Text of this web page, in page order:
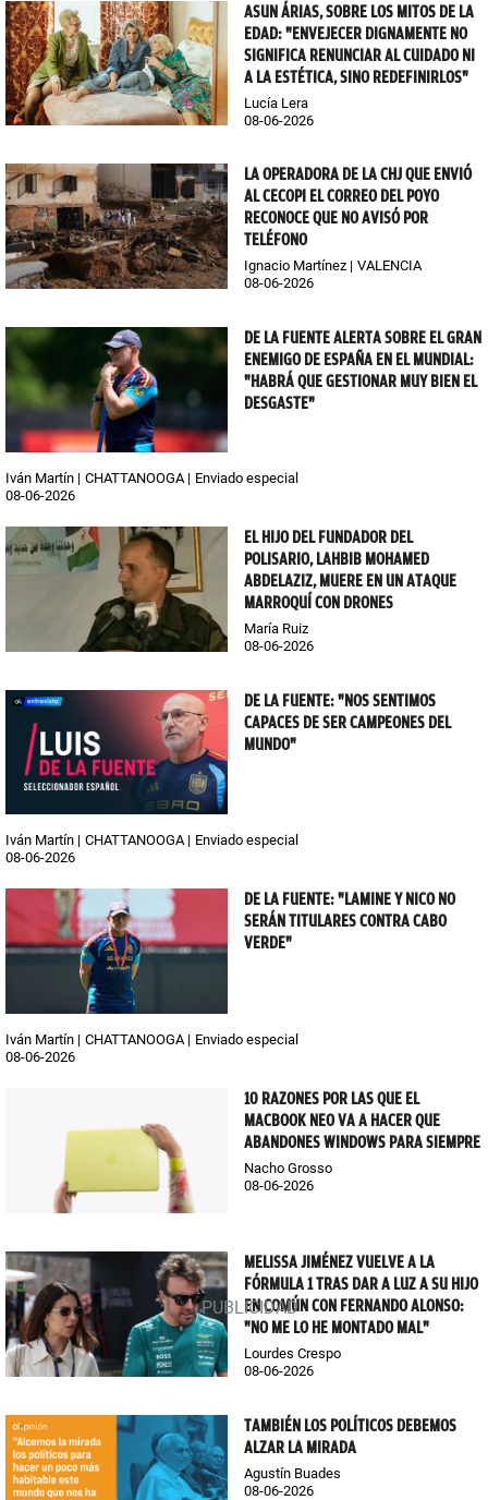
ASUN ÁRIAS, SOBRE LOS MITOS DE LA
EDAD: "ENVEJECER DIGNAMENTE NO
SIGNIFICA RENUNCIAR AL CUIDADO NI
A LA ESTÉTICA, SINO REDEFINIRLOS"
Lucía Lera
08-06-2026
LA OPERADORA DE LA CHJ QUE ENVIÓ
AL CECOPI EL CORREO DEL POYO
RECONOCE QUE NO AVISÓ POR
TELÉFONO
Ignacio Martínez
VALENCIA
08-06-2026
DE LA FUENTE ALERTA SOBRE EL GRAN
ENEMIGO DE ESPAÑA EN EL MUNDIAL:
"HABRÁ QUE GESTIONAR MUY BIEN EL
DESGASTE"
Iván Martín CHATTANOOGA
Enviado especial
08-06-2026
EL HIJO DEL FUNDADOR DEL
POLISARIO, LAHBIB MOHAMED
ABDELAZIZ, MUERE EN UN ATAQUE
MARROQUÍ CON DRONES
María Ruiz
08-06-2026
DE LA FUENTE: "NOS SENTIMOS
CAPACES DE SER CAMPEONES DEL
MUNDO"
Iván Martín CHATTANOOGA
Enviado especial
08-06-2026
DE LA FUENTE: "LAMINE Y NICO NO
SERÁN TITULARES CONTRA CABO
VERDE"
Iván Martín CHATTANOOGA
Enviado especial
08-06-2026
10 RAZONES POR LAS QUE EL
MACBOOK NEO VA A HACER QUE
ABANDONES WINDOWS PARA SIEMPRE
Nacho Grosso
08-06-2026
MELISSA JIMÉNEZ VUELVE A LA
FÓRMULA 1 TRAS DAR A LUZ A SU HIJO
EN COMÚN CON FERNANDO ALONSO:
"NO ME LO HE MONTADO MAL"
Lourdes Crespo
08-06-2026
TAMBIÉN LOS POLÍTICOS DEBEMOS
ALZAR LA MIRADA
Agustín Buades
08-06-2026